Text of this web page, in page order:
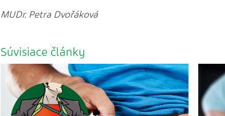
MUDr. Petra Dvořáková
Súvisiace články